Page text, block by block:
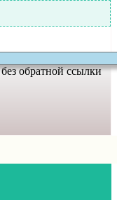
обратной ссылки